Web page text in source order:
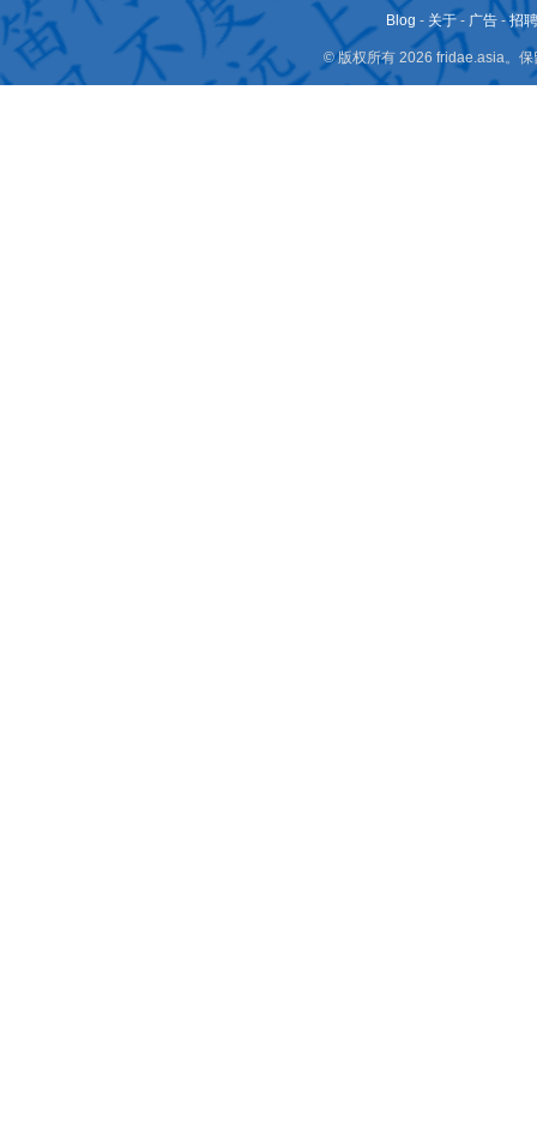
Blog - 关于 - 广告 -招
© 版权所有 2026 fridae.asia。